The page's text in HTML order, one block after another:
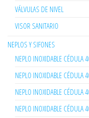
VÁLVULAS DE NIVEL
VISOR SANITARIO
NEPLOS Y SIFONES
NEPLO INOXIDABLE
NEPLO INOXIDABLE
NEPLO INOXIDABLE CÉDULA
NEPLO INOXIDABLE